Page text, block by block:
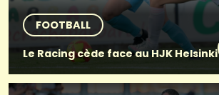
FOOTBALL
Le Racing cède face au HJK Helsinki